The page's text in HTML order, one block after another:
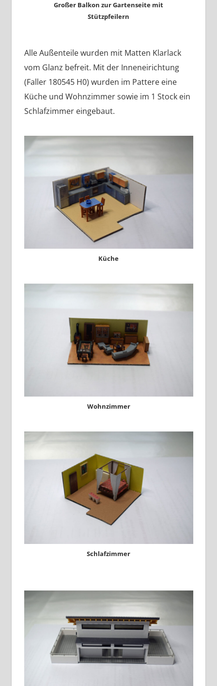
Großer Balkon zur Gartenseite mit
Stützpfeilern
Alle Außenteile wurden mit Matten Klarlack
vom Glanz befreit. Mit der Inneneirichtung
(Faller 180545 H0) wurden im Pattere eine
Küche und Wohnzimmer sowie im 1 Stock ein
Schlafzimmer eingebaut.
Küche
Wohnzimmer
Schlafzimmer